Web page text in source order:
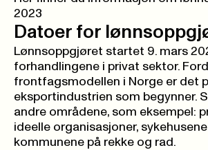
2023
Datoer for
Lønnsoppgjøret startet 9. mars
forhandlingene i privat sektor.
frontfagsmodellen i Norge er det
eksportindustrien som begynner.
andre områdene, som eksempel:
ideelle organisasjoner, sykehusene
kommunene på rekke og rad.